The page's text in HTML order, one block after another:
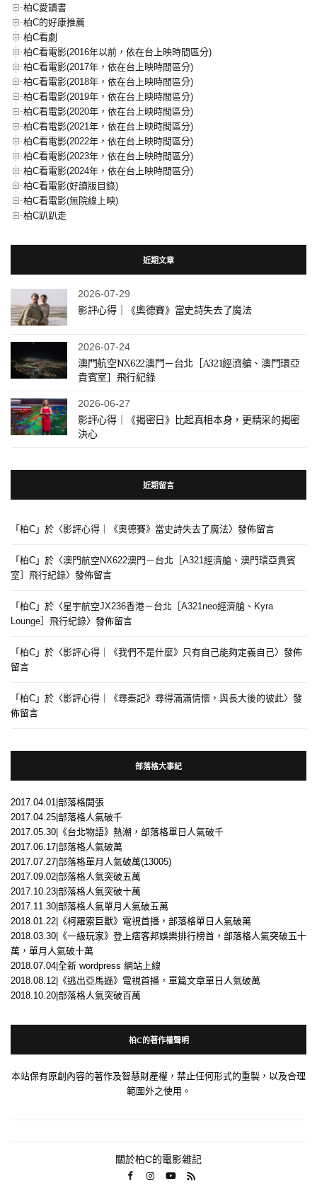
柏C愛讀書
柏C的好康推薦
柏C看劇
柏C看電影(2016年以前，依在台上映時間區分)
柏C看電影(2017年，依在台上映時間區分)
柏C看電影(2018年，依在台上映時間區分)
柏C看電影(2019年，依在台上映時間區分)
柏C看電影(2020年，依在台上映時間區分)
柏C看電影(2021年，依在台上映時間區分)
柏C看電影(2022年，依在台上映時間區分)
柏C看電影(2023年，依在台上映時間區分)
柏C看電影(2024年，依在台上映時間區分)
柏C看電影(好讀版目錄)
柏C看電影(無院線上映)
柏C趴趴走
近期文章
2026-07-29
影評心得｜《奧德賽》當史詩失去了魔法
2026-07-24
澳門航空NX622澳門－台北［A321經濟艙、澳門環亞
貴賓室］飛行紀錄
2026-06-27
影評心得｜《揭密日》比起真相本身，更精采的揭密
決心
近期留言
「 柏C 」於〈影評心得｜《奧德賽》當史詩失去了魔法〉發佈留言
「 柏C 」於〈澳門航空NX622澳門－台北［A321經濟艙、澳門環亞貴賓
室］飛行紀錄〉發佈留言
「 柏C 」於〈星宇航空JX236香港－台北［A321neo經濟艙、Kyra
Lounge］飛行紀錄〉發佈留言
「 柏C 」於〈影評心得｜《我們不是什麼》只有自己能夠定義自己〉發佈
留言
「 柏C 」於〈影評心得｜《尋秦記》尋得滿滿情懷，與長大後的彼此〉發
佈留言
部落格大事紀
2017.04.01|部落格開張
2017.04.25|部落格人氣破千
2017.05.30|《台北物語》熱潮，部落格單日人氣破千
2017.06.17|部落格人氣破萬
2017.07.27|部落格單月人氣破萬(13005)
2017.09.02|部落格人氣突破五萬
2017.10.23|部落格人氣突破十萬
2017.11.30|部落格人氣單月人氣破五萬
2018.01.22|《柯羅索巨獸》電視首播，部落格單日人氣破萬
2018.03.30|《一級玩家》登上痞客邦娛樂排行榜首，部落格人氣突破五十
萬，單月人氣破十萬
2018.07.04|全新 wordpress 網站上線
2018.08.12|《逃出亞馬遜》電視首播，單篇文章單日人氣破萬
2018.10.20|部落格人氣突破百萬
柏C的著作權聲明
本站保有原創內容的著作及智慧財產權，禁止任何形式的重製，以及合理
範圍外之使用。
關於柏C的電影雜記